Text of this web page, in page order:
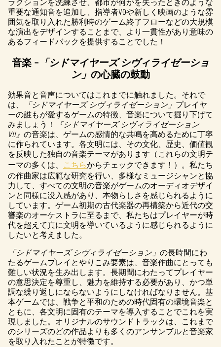
ラクションを洗練させ、都市が何かを失ったときのような
重要な通知音を追加し、指導者VOや新しく映画のような雰
囲気を取り入れた勝利時のゲーム終了フローなどの大規模
な演出をデザインすることまで、より一貫性があり意味の
あるフィードバックを提供することでした！
音楽 – 「シドマイヤーズ シヴィライゼーショ
ン」 の心臓の鼓動
効果音と音声についてはこれまでに触れました。それで
は、
「シドマイヤーズ シヴィライゼーション」 プレイヤ
ーの誰もが愛するゲームの特徴、音楽について掘り下げて
みましょう！
『シドマイヤーズ シヴィライゼーション
VII』 の音楽は、ゲームの感情的な共鳴を高めるために丁寧
に作られています。各文明には、その文化、歴史、価値観
を反映した独自の音楽テーマがあります（これらの文明テ
ーマの多くは、 こちらからチェックできます！）。私たち
の作曲家は広範な研究を行い、多様なミュージシャンと協
力して、すべての文明の音楽がゲームのオーディオデザイ
ンと同様に没入感があり、本物らしさを感じられるように
しています。ゲーム初期の古代楽器の再構築から近代の交
響楽のオーケストラに至るまで、私たちはプレイヤーが時
代を超えて真に文明を導いているように感じられるように
したいと考えました。
「シドマイヤーズ シヴィライゼーション」 の長時間にわ
たるゲームプレイとやりこみ要素は、音楽作曲にとっても
難しい状況を生み出します。長期間にわたってプレイヤー
の意思決定を尊重し、魅力を維持する必要があり、かつ単
調な繰り返しにならないようにしなければなりません。基
本ゲームでは、戦争と平和のための時代固有の環境音楽と
ともに、各文明に固有のテーマを導入することでこれを実
現しました。オリジナルのサウンドトラックは、これまで
のシリーズのどの作品よりも多くのアンサンブルと音楽家
を取り入れたことが特徴です。